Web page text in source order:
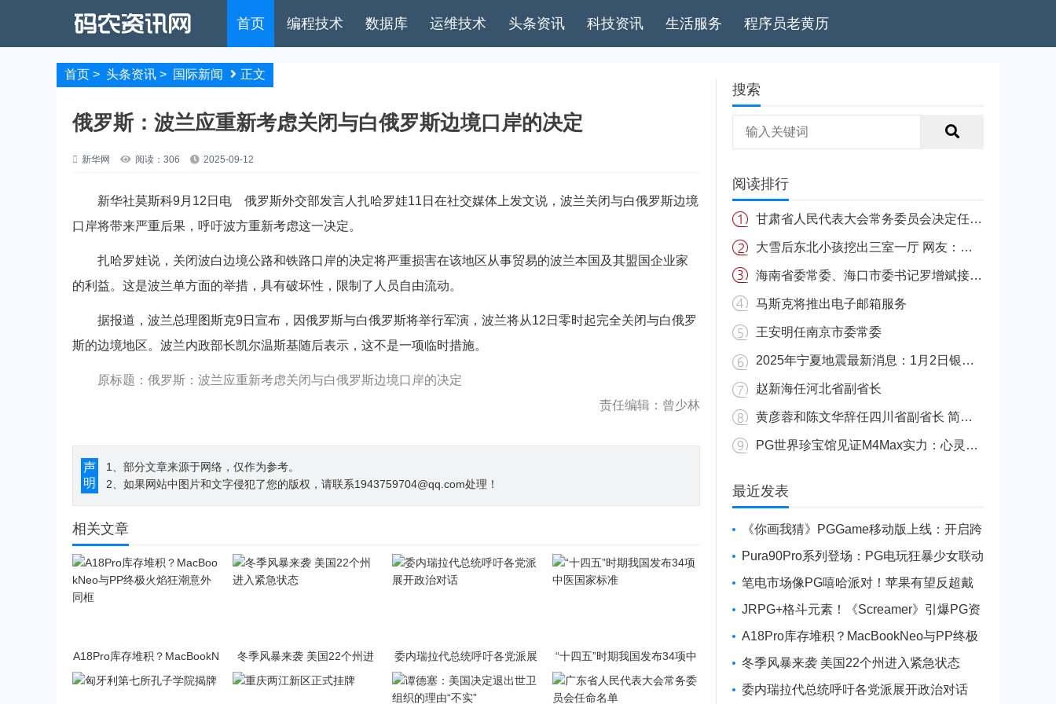
首页 编程技术 数据库 运维技术 头条资讯 科技资讯 生活服务 程序员老黄历
首页 > 头条资讯 > 国际新闻 正文
俄罗斯：波兰应重新考虑关闭与白俄罗斯边境口岸的决定
新华网 阅读：306 2025-09-12
新华社莫斯科9月12日电 俄罗斯外交部发言人扎哈罗娃11日在社交媒体上发文说，波兰关闭与白俄罗斯边境
口岸将带来严重后果，呼吁波方重新考虑这一决定。
扎哈罗娃说，关闭波白边境公路和铁路口岸的决定将严重损害在该地区从事贸易的波兰本国及其盟国企业家
的利益。这是波兰单方面的举措，具有破坏性，限制了人员自由流动。
据报道，波兰总理图斯克9日宣布，因俄罗斯与白俄罗斯将举行军演，波兰将从12日零时起完全关闭与白俄罗
斯的边境地区。波兰内政部长凯尔温斯基随后表示，这不是一项临时措施。
原标题：俄罗斯：波兰应重新考虑关闭与白俄罗斯边境口岸的决定
责任编辑：曾少林
声
明
1、部分文章来源于网络，仅作为参考。
2、如果网站中图片和文字侵犯了您的版权，请联系1943759704@qq.com处理！
相关文章
A18Pro库存堆积？MacBookN
eo与PP终极火焰狂潮意外同
框
冬季风暴来袭 美国22个州进
委内瑞拉代总统呼吁各党派展
“十四五”时期我国发布34项中
搜索
阅读排行
甘肃省人民代表大会常务委员会决定任免名单
大雪后东北小孩挖出三室一厅 网友：南方的娃很羡慕
海南省委常委、海口市委书记罗增斌接受中央纪委国家监委纪律审查和监察调查
马斯克将推出电子邮箱服务
王安明任南京市委常委
2025年宁夏地震最新消息：1月2日银川发生4.8级地震
赵新海任河北省副省长
黄彦蓉和陈文华辞任四川省副省长 简历资料照片
PG世界珍宝馆见证M4Max实力：心灵杀手2竟轻松跑出80FPS！
最近发表
《你画我猜》PGGame移动版上线：开启跨
平台互动新玩法
Pura90Pro系列登场：PG电玩狂暴少女联动
旗舰性能升级
笔电市场像PG嘻哈派对！苹果有望反超戴
尔进前三
JRPG+格斗元素！《Screamer》引爆PG资
讯手游新焦点
A18Pro库存堆积？MacBookNeo与PP终极
火焰狂潮意外同框
冬季风暴来袭 美国22个州进入紧急状态
委内瑞拉代总统呼吁各党派展开政治对话